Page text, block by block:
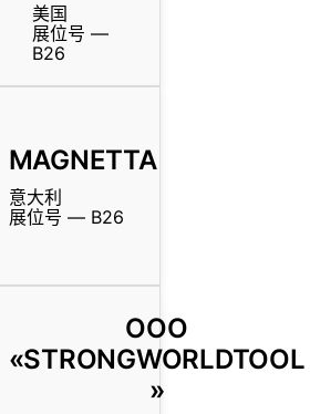
美国
展位号 —
B26
MAGNETTA
意大利
展位号 — B26
ООО
«STRONGWORLDTOOL
»